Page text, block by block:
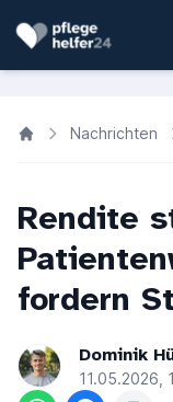
Nachrichten
Rendite
fordern
Dominik
11.05.2026,